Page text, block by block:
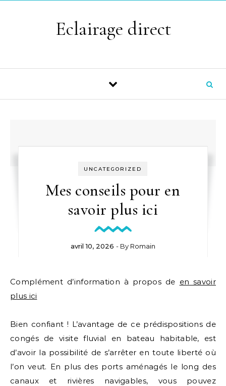
Eclairage direct
UNCATEGORIZED
Mes conseils pour en
savoir plus ici
avril 10, 2026 - By Romain
Complément d’information à propos de en savoir
plus ici
Bien confiant ! L’avantage de ce prédispositions de
congés de visite fluvial en bateau habitable, est
d’avoir la possibilité de s’arrêter en toute liberté où
l’on veut. En plus des ports aménagés le long des
canaux et rivières navigables, vous pouvez